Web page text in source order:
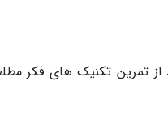
از تمرین تکنیک های فکر